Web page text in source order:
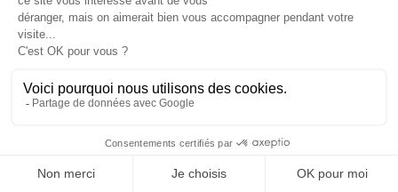
-14%
Prix
Prix
de
2 505,08 € HT
AJOUTER AU PANIER